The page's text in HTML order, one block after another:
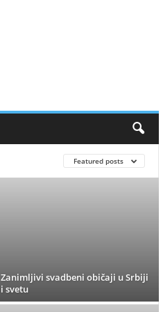
Featured posts
Zanimljivi svadbeni običaji u Srbiji
i svetu